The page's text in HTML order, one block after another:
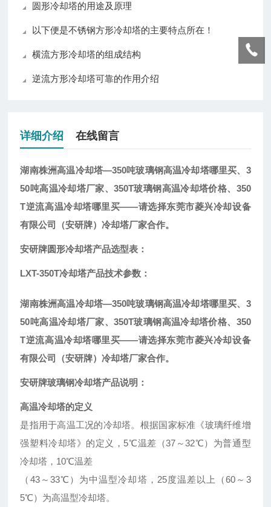
圆形冷却塔的用途及原理
以下便是不锈钢方形冷却塔的主要特点所在！
横流方形冷却塔的组成结构
逆流方形冷却塔可靠的作用介绍
详细介绍 在线留言
湖南株洲高温冷却塔—350吨玻璃钢高温冷却塔哪里买、3
50吨高温冷却塔厂家、350T玻璃钢高温冷却塔价格、350
T逆流高温冷却塔哪里买——请选择东莞市菱兴冷却设备
有限公司（安研牌）冷却塔厂家合作。
安研牌圆形冷却塔产品选型表：
LXT-350T冷却塔产品技术参数：
湖南株洲高温冷却塔—350吨玻璃钢高温冷却塔哪里买、3
50吨高温冷却塔厂家、350T玻璃钢高温冷却塔价格、350
T逆流高温冷却塔哪里买——请选择东莞市菱兴冷却设备
有限公司（安研牌）冷却塔厂家合作。
安研牌玻璃钢冷却塔产品说明：
高温冷却塔的定义
是指用于高温工况的冷却塔。根据国家标准《玻璃纤维增
强塑料冷却塔》的定义，5℃温差（37～32℃）为普通型
冷却塔，10℃温差
（43～33℃）为中温型冷却塔，25度温差以上（60～3
5℃）为高温型冷却塔。